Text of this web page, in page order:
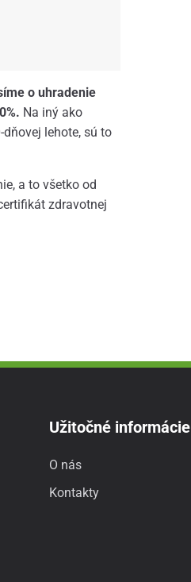
o uhradenie
Na iný ako
lehote, sú to
a to všetko od
zdravotnej
Užitočné informácie
O nás
Kontakty